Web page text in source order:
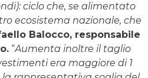
ciclo che, se alimentato
ecosistema nazionale, che
Balocco, responsabile
“Aumenta inoltre il taglio
era maggiore di 1